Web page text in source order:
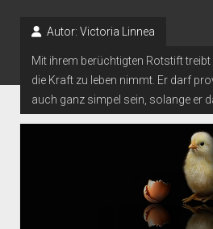
Schreibtipps
Handwerk
Formalia
Über mich
Autor: Victoria Linnea
Mit ihrem berüchtigten Rotstift
die Kraft zu leben nimmt. Er darf
auch ganz simpel sein, solange er